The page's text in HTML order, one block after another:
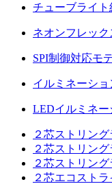
チューブライト
ネオンフレック
SPI制御対応モ
イルミネーシ
LEDイルミネー
２芯ストリン
２芯ストリン
２芯ストリン
２芯エコストラ